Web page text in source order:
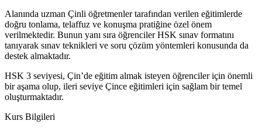
Alanında uzman Çinli öğretmenler tarafından verilen eğitimlerde
doğru tonlama, telaffuz ve konuşma pratiğine özel önem
verilmektedir. Bunun yanı sıra öğrenciler HSK sınav formatını
tanıyarak sınav teknikleri ve soru çözüm yöntemleri konusunda da
destek almaktadır.
HSK 3 seviyesi, Çin’de eğitim almak isteyen öğrenciler için önemli
bir aşama olup, ileri seviye Çince eğitimleri için sağlam bir temel
oluşturmaktadır.
Kurs Bilgileri